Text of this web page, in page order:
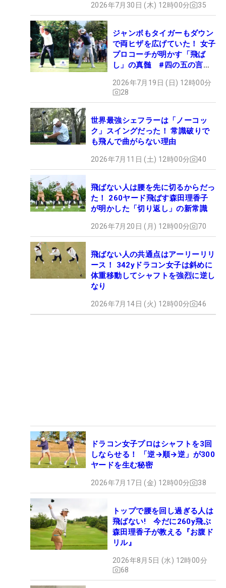
2026年7月30日 (木) 12時00分 35
ジャンボもタイガーもダウン
で両ヒザを広げていた！ 女子
プロコーチが明かす「飛ば
し」の真髄 #四の五の言わ
2026年7月19日 (日) 12時00分
28
世界最強シェフラーは「ノーコッ
ク」スイングだった！ 常識破りで
も飛んで曲がらない理由
2026年7月11日 (土) 12時00分 40
飛ばない人は腰を先に切るからだっ
た！ 260ヤード飛ばす森田理香子
が明かした「切り返し」の新常識
2026年7月20日 (月) 12時00分 70
飛ばない人の共通点はアーリーリリ
ース！ 342yドラコン女子は斜めに
体重移動してシャフトを強烈に逆し
なり
2026年7月14日 (火) 12時00分 46
ドラコン女子プロはシャフトを3回
しならせる！ 「逆→順→逆」が300
ヤードを生む秘密
2026年7月17日 (金) 12時00分 38
トップで腰を回し過ぎる人は
飛ばない! 今だに260y飛ぶ
森田理香子が教える『お腹ド
リル』
2026年8月5日 (水) 12時00分
68